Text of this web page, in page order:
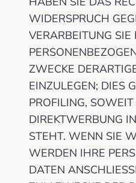
WIDERSPRUCH
VERARBEITUNG SIE
ZWECKE
EINZULEGEN; DIES
PROFILING,
DIREKTWERBUNG
STEHT. WENN SIE
WERDEN IHRE
DATEN